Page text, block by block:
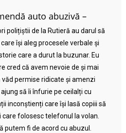
auto abuzivă –
polițiștii de la Rutieră au darul să
își aleg procesele verbale și
care a durut la buzunar. Eu
cred că avem nevoie de și mai
permise ridicate și amenzi
să îi înfurie pe ceilalți cu
inconștienți care își lasă copiii să
folosesc telefonul la volan.
putem fi de acord cu abuzul.